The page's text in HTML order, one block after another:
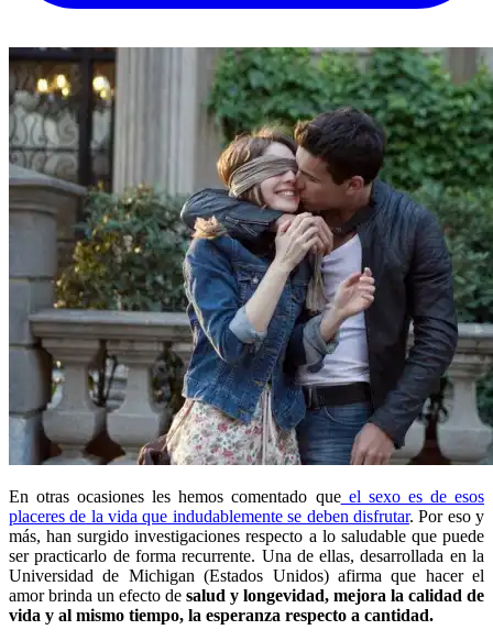
En otras ocasiones les hemos comentado queel sexo es de esos
placeres de la vida que indudablemente se deben disfrutar. Por eso y
más, han surgido investigaciones respecto a lo saludable que puede
ser practicarlo de forma recurrente. Una de ellas, desarrollada en la
Universidad de Michigan (Estados Unidos) afirma que hacer el
amor brinda un efecto de salud y longevidad, mejora la calidad de
vida y al mismo tiempo, la esperanza respecto a cantidad.